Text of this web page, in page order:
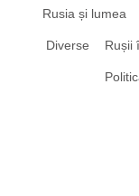
Rusia și lumea
Diverse Rușii